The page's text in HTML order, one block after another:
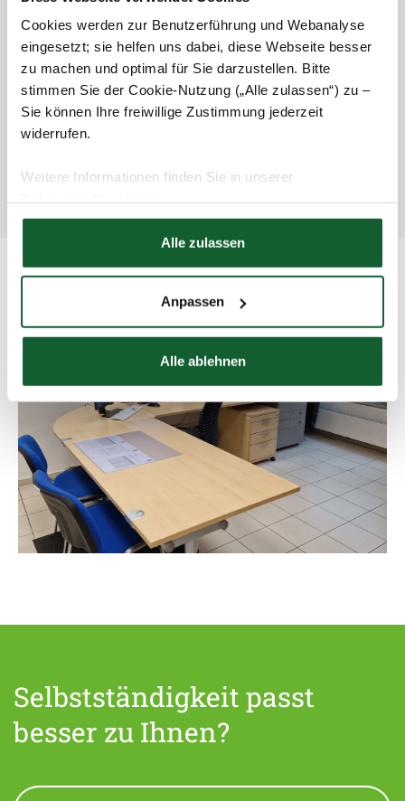
Cookies werden zur Benutzerführung und Webanalyse
eingesetzt; sie helfen uns dabei, diese Webseite besser
zu machen und optimal für Sie darzustellen. Bitte
stimmen Sie der Cookie-Nutzung („Alle zulassen“) zu –
Sie können Ihre freiwillige Zustimmung jederzeit
widerrufen.
Weitere Informationen finden Sie in unserer
Hier finden Sie unserImpressum
Alle zulassen
Anpassen
Alle ablehnen
sorgfältige Arbeitsweise bei starker Service- und
Kundenorientierung
gute EDV-Kenntnisse und sicherer Umgang mit den
Microsoft Office-Produkten
Interesse und Bereitschaft für regelmäßige
Weiterbildungen
Ihr zukünftiger Arbeitsplatz in München:
Selbstständigkeit passt
besser zu Ihnen?